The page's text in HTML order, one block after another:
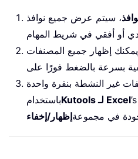
، سيتم عرض جميع نوافذ
إظهار جميع المصنفات
بسرعة بالضغط فورًا على
غير النشطة بنقرة واحدة
باستخدام
Kutools لـ Excel’s
في مجموعةإظهار/إخفاء